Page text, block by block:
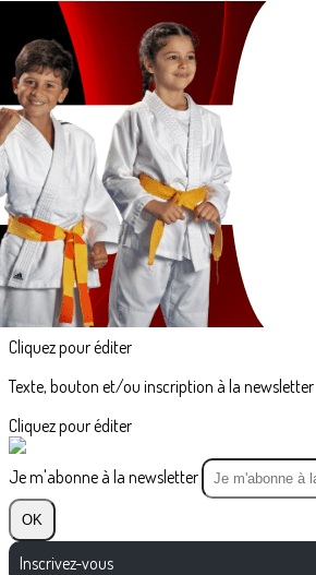
Exporter les lignes sélectionnées
Exporter toutes les colonnes
Exporter uniquement les colonnes affichées
Menu
<
Inscription en ligne
Horaires et Dojos
Tarifs
?>
Images de la page d'accueil
Cliquez pour éditer
Texte, bouton et/ou inscription à la newsletter
Cliquez pour éditer
Je m'abonne à la newsletter
OK
Inscrivez-vous